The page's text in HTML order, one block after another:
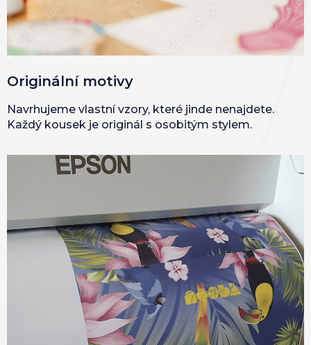
Originální motivy
Navrhujeme vlastní vzory, které jinde nenajdete.
Každý kousek je originál s osobitým stylem.